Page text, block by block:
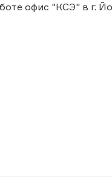
офис "КСЭ" в г.